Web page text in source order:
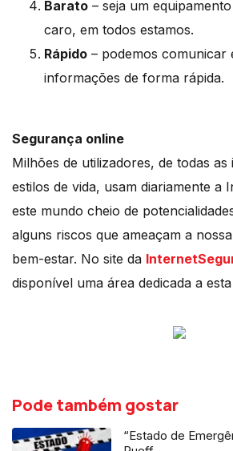
Barato – seja um
caro, em todos estamos.
Rápido – podemos comunicar
informações de forma rápida.
Segurança online
Milhões de utilizadores, de todas as
estilos de vida, usam diariamente a
este mundo cheio de
alguns riscos que ameaçam a
bem-estar. No site da
disponível uma área dedicada a
Pode também gostar
“Estado de